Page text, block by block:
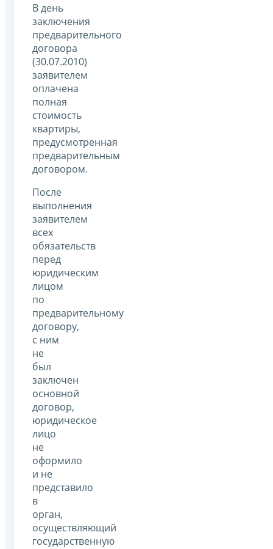
В день
заключения
предварительного
договора
(30.07.2010)
заявителем
оплачена
полная
стоимость
квартиры,
предусмотренная
предварительным
договором.
После
выполнения
заявителем
всех
обязательств
перед
юридическим
лицом
по
предварительному
договору,
с ним
не
был
заключен
основной
договор,
юридическое
лицо
не
оформило
и не
представило
в
орган,
осуществляющий
государственную